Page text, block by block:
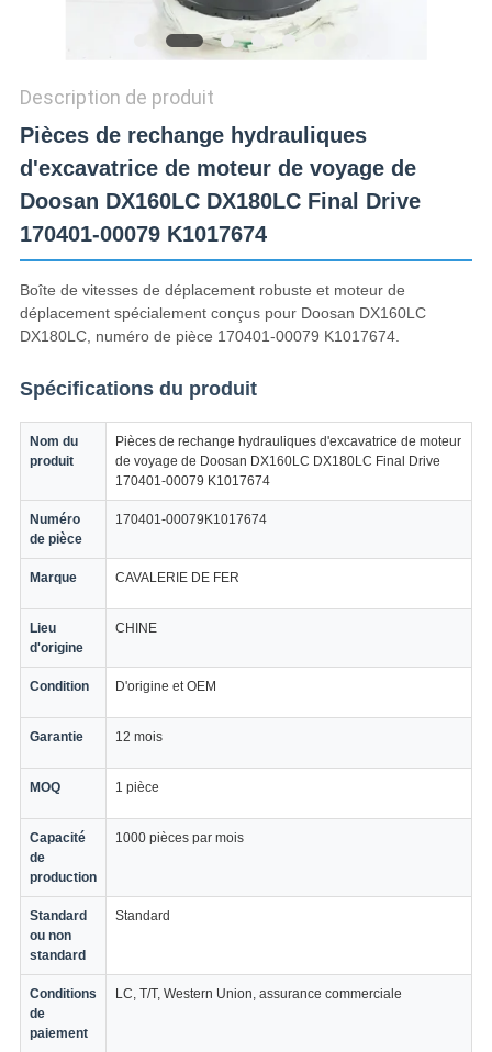
Description de produit
Pièces de rechange hydrauliques
d'excavatrice de moteur de voyage de
Doosan DX160LC DX180LC Final Drive
170401-00079 K1017674
Boîte de vitesses de déplacement robuste et moteur de
déplacement spécialement conçus pour Doosan DX160LC
DX180LC, numéro de pièce 170401-00079 K1017674.
Spécifications du produit
Nom du
produit
Pièces de rechange hydrauliques d'excavatrice de moteur
de voyage de Doosan DX160LC DX180LC Final Drive
170401-00079 K1017674
Numéro
de pièce
170401-00079K1017674
Marque CAVALERIE DE FER
Lieu
d'origine
CHINE
Condition D'origine et OEM
Garantie 12 mois
MOQ 1 pièce
Capacité
de
production
1000 pièces par mois
Standard
ou non
standard
Standard
Conditions
de
paiement
LC, T/T, Western Union, assurance commerciale